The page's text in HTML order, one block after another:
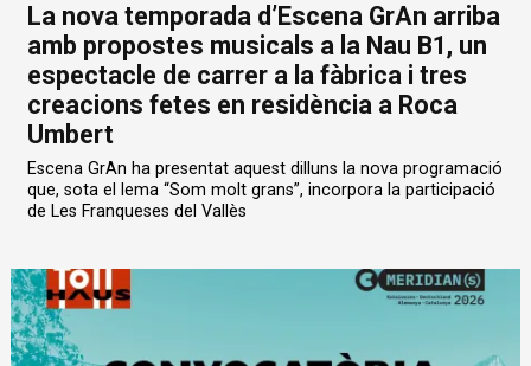
La nova temporada d’Escena GrAn arriba
amb propostes musicals a la Nau B1, un
espectacle de carrer a la fàbrica i tres
creacions fetes en residència a Roca
Umbert
Escena GrAn ha presentat aquest dilluns la nova programació
que, sota el lema “Som molt grans”, incorpora la participació
de Les Franqueses del Vallès